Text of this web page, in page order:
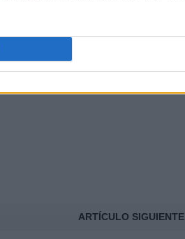
ARTÍCULO SIGUIENTE